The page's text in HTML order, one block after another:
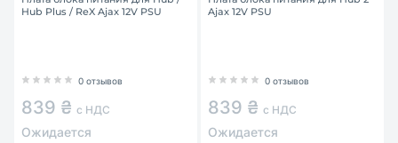
Hub Plus / ReX Ajax 12V PSU
0 отзывов
839 ₴ с НДС
Ожидается
Ajax 12V PSU
0 отзывов
839 ₴ с НДС
Ожидается